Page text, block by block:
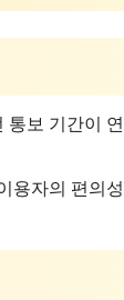
보 기간이 연
용자의 편의